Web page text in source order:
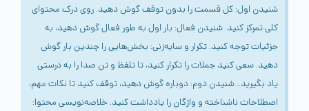
شنیدن اول: کل قسمت را بدون توقف گوش دهید. روی درک محتوای
کلی تمرکز کنید. شنیدن فعال: بار اول به طور فعال گوش دهید، به
جزئیات توجه کنید. تکرار و سایه‌زنی: بخش‌هایی را چندین بار گوش
دهید. سعی کنید جملات را تکرار کنید، تا تلفظ و تن صدا را به درستی
یاد بگیرید.. شنیدن دوم: دوباره گوش دهید، توقف کنید تا نکات مهم،
اصطلاحات ناشناخته و واژگان را یادداشت کنید. خلاصه‌نویسی محتوا: